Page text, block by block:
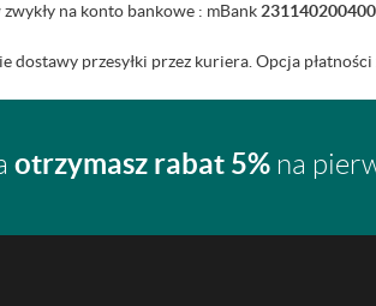
na konto bankowe : mBank
dostawy przesyłki przez kuriera. Opcja
otrzymasz rabat 5% na